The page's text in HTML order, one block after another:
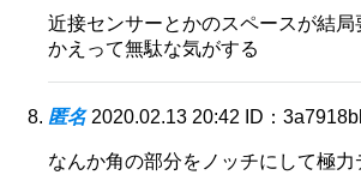
近接センサーとかのスペースが結局
かえって無駄な気がする
匿名 2020.02.13 20:42 ID：
なんか角の部分をノッチにして極力